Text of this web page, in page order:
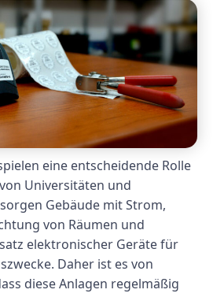
eine entscheidende Rolle
Universitäten und
Gebäude mit Strom,
von Räumen und
elektronischer Geräte für
Daher ist es von
diese Anlagen regelmäßig